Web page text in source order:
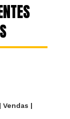
| Vendas |